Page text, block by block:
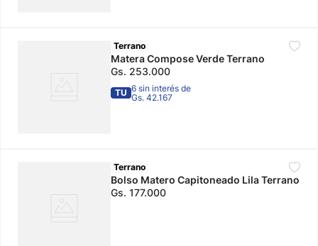
Terrano
Matera Compose Verde Terrano
Gs. 253.000
TU 6 sin interés de
Gs. 42.167
Terrano
Bolso Matero Capitoneado Lila Terrano
Gs. 177.000